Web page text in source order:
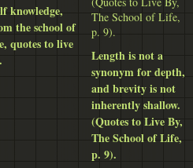
knowledge,
the school of
quotes to live
Length is not a
synonym for depth,
and brevity is not
inherently shallow.
(Quotes to Live By,
The School of Life,
p. 9).